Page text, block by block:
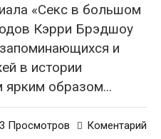
«Секс в большом
Кэрри Брэдшоу
и
в истории
ярким образом...
Коментарий
Просмотров